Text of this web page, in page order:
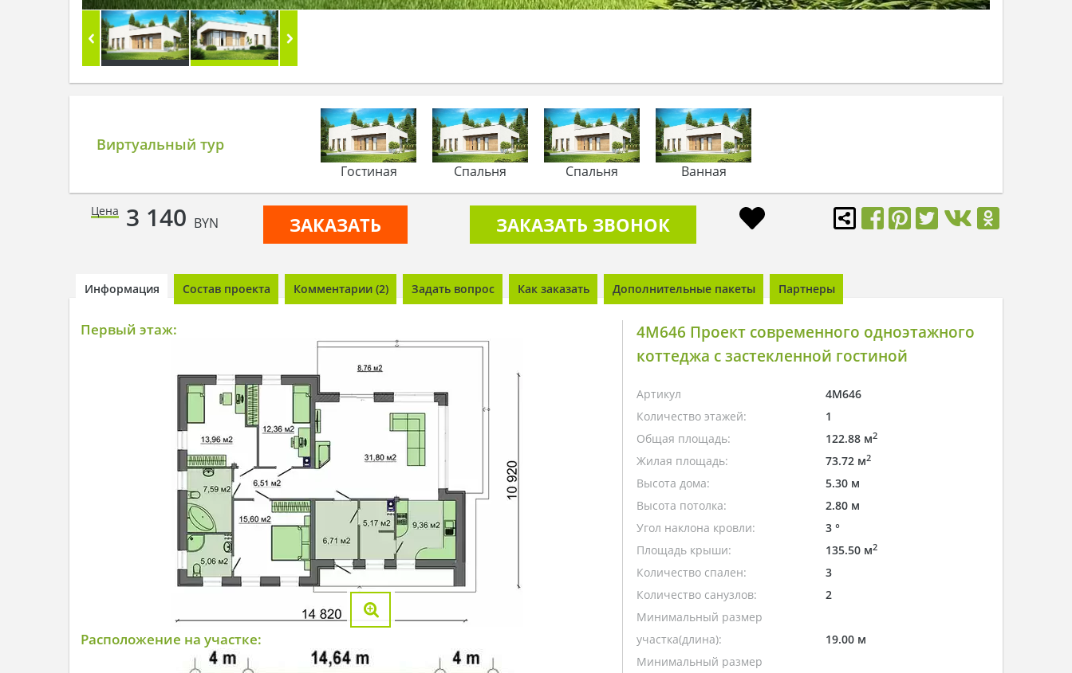
Виртуальный тур
Гостиная Спальня Спальня Ванная
Цена 3 140 BYN ЗАКАЗАТЬ ЗАКАЗАТЬ ЗВОНОК
Информация Состав проекта Комментарии (2) Задать вопрос Как заказать Дополнительные пакеты Партнеры
Первый этаж:
Расположение на участке:
4M646 Проект современного одноэтажного
коттеджа с застекленной гостиной
Артикул
4M646
Количество этажей:
1
Общая площадь:
122.88 м2
Жилая площадь: 73.72 м2
Высота дома:
5.30 м
Высота потолка:
2.80 м
Угол наклона кровли:
3 °
Площадь крыши:
135.50 м2
Количество спален:
3
Количество санузлов:
2
Минимальный размер
участка(длина):
19.00 м
Минимальный размер